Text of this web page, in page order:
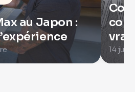
au Japon :
14 juin